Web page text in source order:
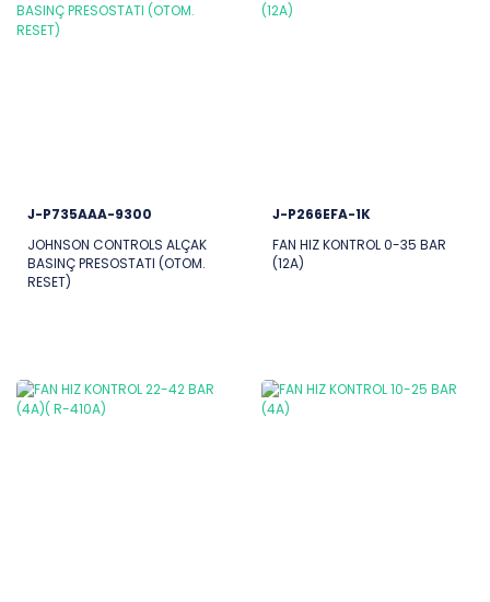
J-P735AAA-9300
JOHNSON CONTROLS ALÇAK
BASINÇ PRESOSTATI (OTOM.
RESET)
J-P266EFA-1K
FAN HIZ KONTROL 0-35 BAR
(12A)